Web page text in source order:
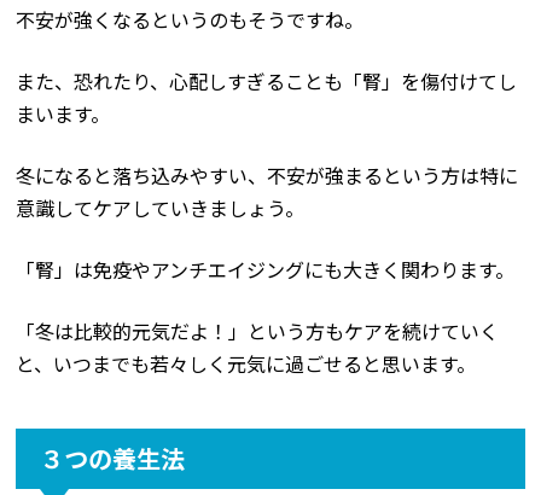
不安が強くなるというのもそうですね。
また、恐れたり、心配しすぎることも「腎」を傷付けてし
まいます。
冬になると落ち込みやすい、不安が強まるという方は特に
意識してケアしていきましょう。
「腎」は免疫やアンチエイジングにも大きく関わります。
「冬は比較的元気だよ！」という方もケアを続けていく
と、いつまでも若々しく元気に過ごせると思います。
３つの養生法